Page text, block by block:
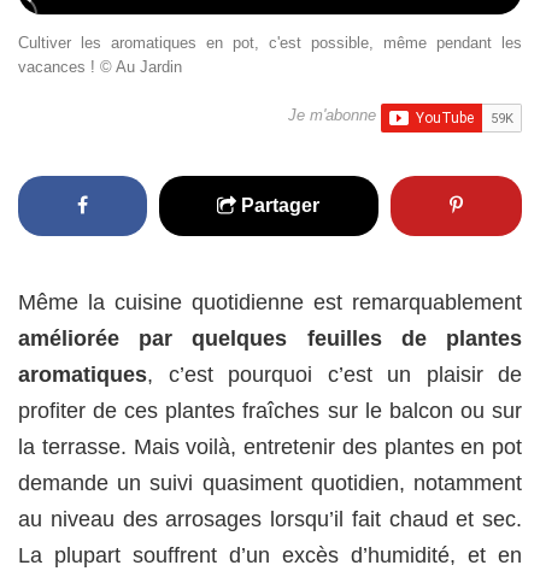
Cultiver les aromatiques en pot, c'est possible, même pendant les
vacances ! © Au Jardin
Je m'abonne
Partager
Même la cuisine quotidienne est remarquablement
améliorée par quelques feuilles de plantes
aromatiques, c’est pourquoi c’est un plaisir de
profiter de ces plantes fraîches sur le balcon ou sur
la terrasse. Mais voilà, entretenir des plantes en pot
demande un suivi quasiment quotidien, notamment
au niveau des arrosages lorsqu’il fait chaud et sec.
La plupart souffrent d’un excès d’humidité, et en